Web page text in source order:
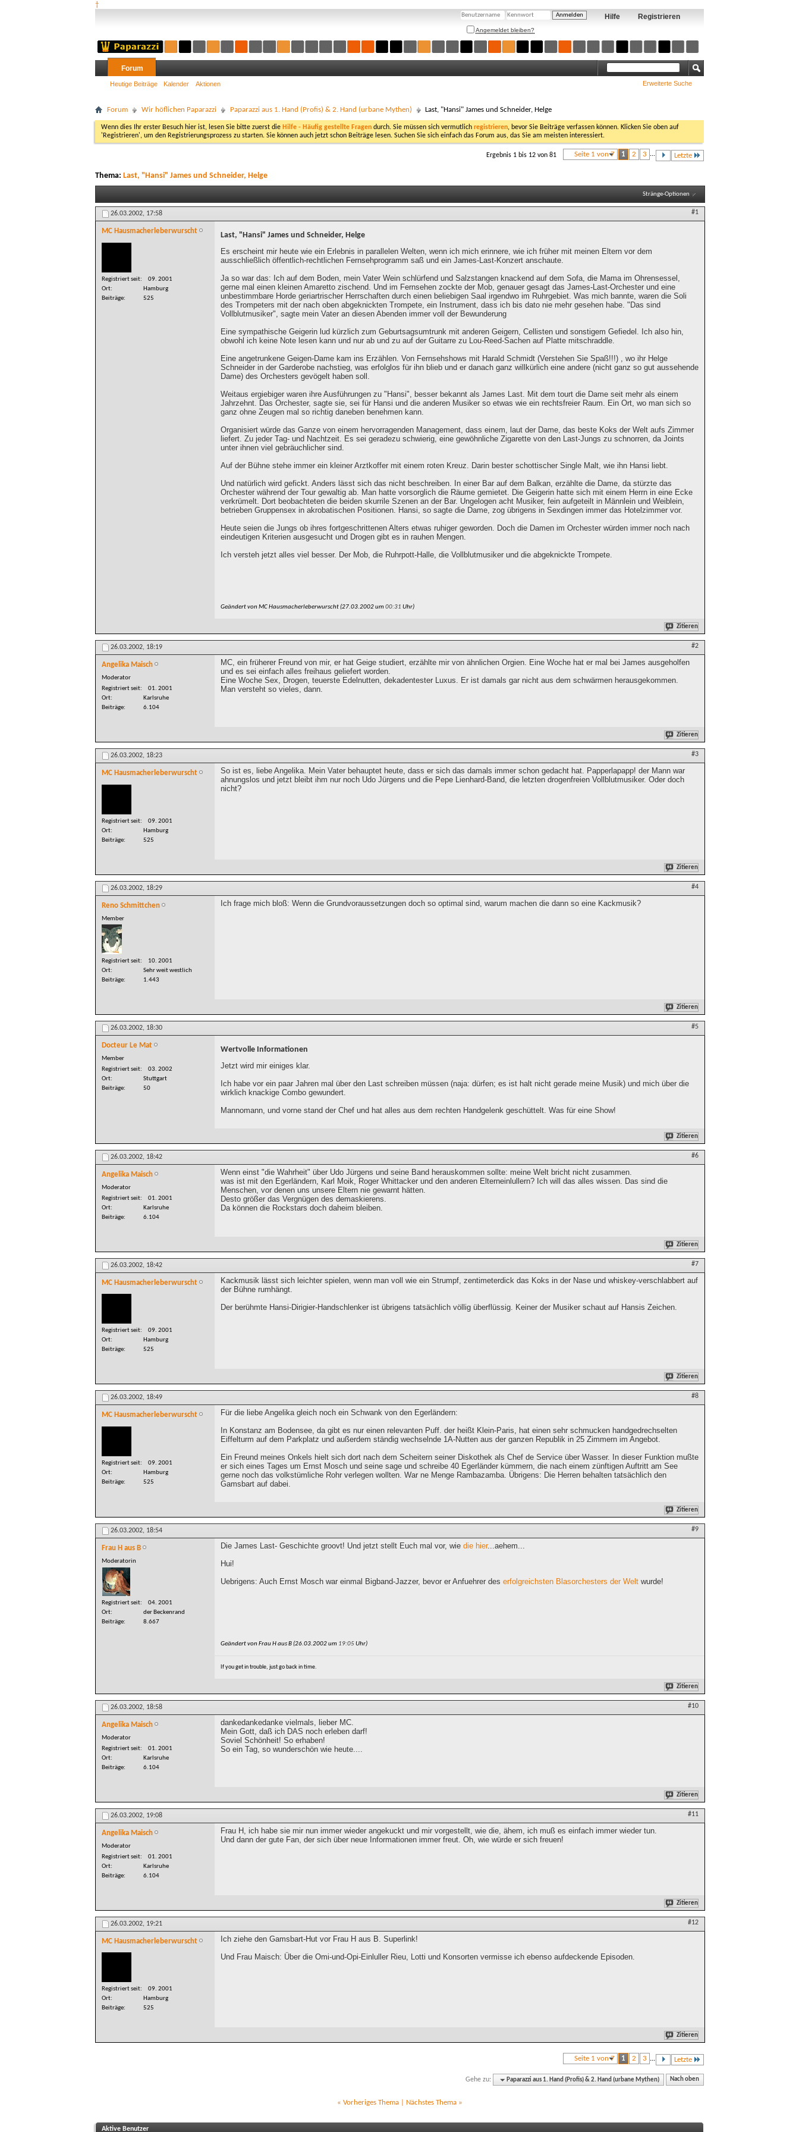
†
Registrieren
Hilfe
Angemeldet bleiben?
Forum
Heutige Beiträge Kalender Aktionen Erweiterte Suche
Forum Wir höflichen Paparazzi Paparazzi aus 1. Hand (Profis) & 2. Hand (urbane Mythen) Last, "Hansi" James und Schneider, Helge
Wenn dies Ihr erster Besuch hier ist, lesen Sie bitte zuerst die Hilfe - Häufig gestellte Fragen durch. Sie müssen sich vermutlich registrieren, bevor Sie Beiträge verfassen können. Klicken Sie oben auf
'Registrieren', um den Registrierungsprozess zu starten. Sie können auch jetzt schon Beiträge lesen. Suchen Sie sich einfach das Forum aus, das Sie am meisten interessiert.
Seite 1 von 7 1 2 3 ... Letzte
Ergebnis 1 bis 12 von 81
Thema: Last, "Hansi" James und Schneider, Helge
Stränge-Optionen
26.03.2002, 17:58 #1
MC Hausmacherleberwurscht
Registriert seit
09. 2001
Ort
Hamburg
Beiträge
525
Last, "Hansi" James und Schneider, Helge
Es erscheint mir heute wie ein Erlebnis in parallelen Welten, wenn ich mich erinnere, wie ich früher mit meinen Eltern vor dem
ausschließlich öffentlich-rechtlichen Fernsehprogramm saß und ein James-Last-Konzert anschaute.
Ja so war das: Ich auf dem Boden, mein Vater Wein schlürfend und Salzstangen knackend auf dem Sofa, die Mama im Ohrensessel,
gerne mal einen kleinen Amaretto zischend. Und im Fernsehen zockte der Mob, genauer gesagt das James-Last-Orchester und eine
unbestimmbare Horde geriartrischer Herrschaften durch einen beliebigen Saal irgendwo im Ruhrgebiet. Was mich bannte, waren die Soli
des Trompeters mit der nach oben abgeknickten Trompete, ein Instrument, dass ich bis dato nie mehr gesehen habe. "Das sind
Vollblutmusiker", sagte mein Vater an diesen Abenden immer voll der Bewunderung
Eine sympathische Geigerin lud kürzlich zum Geburtsagsumtrunk mit anderen Geigern, Cellisten und sonstigem Gefiedel. Ich also hin,
obwohl ich keine Note lesen kann und nur ab und zu auf der Guitarre zu Lou-Reed-Sachen auf Platte mitschraddle.
Eine angetrunkene Geigen-Dame kam ins Erzählen. Von Fernsehshows mit Harald Schmidt (Verstehen Sie Spaß!!!) , wo ihr Helge
Schneider in der Garderobe nachstieg, was erfolglos für ihn blieb und er danach ganz willkürlich eine andere (nicht ganz so gut aussehende
Dame) des Orchesters gevögelt haben soll.
Weitaus ergiebiger waren ihre Ausführungen zu "Hansi", besser bekannt als James Last. Mit dem tourt die Dame seit mehr als einem
Jahrzehnt. Das Orchester, sagte sie, sei für Hansi und die anderen Musiker so etwas wie ein rechtsfreier Raum. Ein Ort, wo man sich so
ganz ohne Zeugen mal so richtig daneben benehmen kann.
Organisiert würde das Ganze von einem hervorragenden Management, dass einem, laut der Dame, das beste Koks der Welt aufs Zimmer
liefert. Zu jeder Tag- und Nachtzeit. Es sei geradezu schwierig, eine gewöhnliche Zigarette von den Last-Jungs zu schnorren, da Joints
unter ihnen viel gebräuchlicher sind.
Auf der Bühne stehe immer ein kleiner Arztkoffer mit einem roten Kreuz. Darin bester schottischer Single Malt, wie ihn Hansi liebt.
Und natürlich wird gefickt. Anders lässt sich das nicht beschreiben. In einer Bar auf dem Balkan, erzählte die Dame, da stürzte das
Orchester während der Tour gewaltig ab. Man hatte vorsorglich die Räume gemietet. Die Geigerin hatte sich mit einem Herrn in eine Ecke
verkrümelt. Dort beobachteten die beiden skurrile Szenen an der Bar. Ungelogen acht Musiker, fein aufgeteilt in Männlein und Weiblein,
betrieben Gruppensex in akrobatischen Positionen. Hansi, so sagte die Dame, zog übrigens in Sexdingen immer das Hotelzimmer vor.
Heute seien die Jungs ob ihres fortgeschrittenen Alters etwas ruhiger geworden. Doch die Damen im Orchester würden immer noch nach
eindeutigen Kriterien ausgesucht und Drogen gibt es in rauhen Mengen.
Ich versteh jetzt alles viel besser. Der Mob, die Ruhrpott-Halle, die Vollblutmusiker und die abgeknickte Trompete.
Geändert von MC Hausmacherleberwurscht (27.03.2002 um00:31 Uhr)
Zitieren
26.03.2002, 18:19 #2
Angelika Maisch
Moderator
Registriert seit
01. 2001
Ort
Karlsruhe
Beiträge
6.104
MC, ein früherer Freund von mir, er hat Geige studiert, erzählte mir von ähnlichen Orgien. Eine Woche hat er mal bei James ausgeholfen
und es sei einfach alles freihaus geliefert worden.
Eine Woche Sex, Drogen, teuerste Edelnutten, dekadentester Luxus. Er ist damals gar nicht aus dem schwärmen herausgekommen.
Man versteht so vieles, dann.
Zitieren
26.03.2002, 18:23 #3
MC Hausmacherleberwurscht
Registriert seit
09. 2001
Ort
Hamburg
Beiträge
525
So ist es, liebe Angelika. Mein Vater behauptet heute, dass er sich das damals immer schon gedacht hat. Papperlapapp! der Mann war
ahnungslos und jetzt bleibt ihm nur noch Udo Jürgens und die Pepe Lienhard-Band, die letzten drogenfreien Vollblutmusiker. Oder doch
nicht?
Zitieren
26.03.2002, 18:29 #4
Reno Schmittchen
Member
Registriert seit
10. 2001
Ort
Sehr weit westlich
Beiträge
1.443
Ich frage mich bloß: Wenn die Grundvoraussetzungen doch so optimal sind, warum machen die dann so eine Kackmusik?
Zitieren
26.03.2002, 18:30 #5
Docteur Le Mat
Member
Registriert seit
03. 2002
Ort
Stuttgart
Beiträge
50
Wertvolle Informationen
Jetzt wird mir einiges klar.
Ich habe vor ein paar Jahren mal über den Last schreiben müssen (naja: dürfen; es ist halt nicht gerade meine Musik) und mich über die
wirklich knackige Combo gewundert.
Mannomann, und vorne stand der Chef und hat alles aus dem rechten Handgelenk geschüttelt. Was für eine Show!
Zitieren
26.03.2002, 18:42 #6
Angelika Maisch
Moderator
Registriert seit
01. 2001
Ort
Karlsruhe
Beiträge
6.104
Wenn einst "die Wahrheit" über Udo Jürgens und seine Band herauskommen sollte: meine Welt bricht nicht zusammen.
was ist mit den Egerländern, Karl Moik, Roger Whittacker und den anderen Elterneinlullern? Ich will das alles wissen. Das sind die
Menschen, vor denen uns unsere Eltern nie gewarnt hätten.
Desto größer das Vergnügen des demaskierens.
Da können die Rockstars doch daheim bleiben.
Zitieren
26.03.2002, 18:42 #7
MC Hausmacherleberwurscht
Registriert seit
09. 2001
Ort
Hamburg
Beiträge
525
Kackmusik lässt sich leichter spielen, wenn man voll wie ein Strumpf, zentimeterdick das Koks in der Nase und whiskey-verschlabbert auf
der Bühne rumhängt.
Der berühmte Hansi-Dirigier-Handschlenker ist übrigens tatsächlich völlig überflüssig. Keiner der Musiker schaut auf Hansis Zeichen.
Zitieren
26.03.2002, 18:49 #8
MC Hausmacherleberwurscht
Registriert seit
09. 2001
Ort
Hamburg
Beiträge
525
Für die liebe Angelika gleich noch ein Schwank von den Egerländern:
In Konstanz am Bodensee, da gibt es nur einen relevanten Puff. der heißt Klein-Paris, hat einen sehr schmucken handgedrechselten
Eiffelturm auf dem Parkplatz und außerdem ständig wechselnde 1A-Nutten aus der ganzen Republik in 25 Zimmern im Angebot.
Ein Freund meines Onkels hielt sich dort nach dem Scheitern seiner Diskothek als Chef de Service über Wasser. In dieser Funktion mußte
er sich eines Tages um Ernst Mosch und seine sage und schreibe 40 Egerländer kümmern, die nach einem zünftigen Auftritt am See
gerne noch das volkstümliche Rohr verlegen wollten. War ne Menge Rambazamba. Übrigens: Die Herren behalten tatsächlich den
Gamsbart auf dabei.
Zitieren
26.03.2002, 18:54 #9
Frau H aus B
Moderatorin
Registriert seit
04. 2001
Ort
der Beckenrand
Beiträge
8.667
Die James Last- Geschichte groovt! Und jetzt stellt Euch mal vor, wie die hier...aehem...
Hui!
Uebrigens: Auch Ernst Mosch war einmal Bigband-Jazzer, bevor er Anfuehrer des erfolgreichsten Blasorchesters der Welt wurde!
Geändert von Frau H aus B (26.03.2002 um 19:05Uhr)
If you get in trouble, just go back in time.
Zitieren
26.03.2002, 18:58 #10
Angelika Maisch
Moderator
Registriert seit
01. 2001
Ort
Karlsruhe
Beiträge
6.104
dankedankedanke vielmals, lieber MC.
Mein Gott, daß ich DAS noch erleben darf!
Soviel Schönheit! So erhaben!
So ein Tag, so wunderschön wie heute....
Zitieren
26.03.2002, 19:08 #11
Angelika Maisch
Moderator
Registriert seit
01. 2001
Ort
Karlsruhe
Beiträge
6.104
Frau H, ich habe sie mir nun immer wieder angekuckt und mir vorgestellt, wie die, ähem, ich muß es einfach immer wieder tun.
Und dann der gute Fan, der sich über neue Informationen immer freut. Oh, wie würde er sich freuen!
Zitieren
26.03.2002, 19:21 #12
MC Hausmacherleberwurscht
Registriert seit
09. 2001
Ort
Hamburg
Beiträge
525
Ich ziehe den Gamsbart-Hut vor Frau H aus B. Superlink!
Und Frau Maisch: Über die Omi-und-Opi-Einluller Rieu, Lotti und Konsorten vermisse ich ebenso aufdeckende Episoden.
Zitieren
Seite 1 von 7 1 2 3 ... Letzte
Gehe zu: Paparazzi aus 1. Hand (Profis) & 2. Hand (urbane Mythen) Nach oben
« Vorheriges Thema| Nächstes Thema »
Aktive Benutzer